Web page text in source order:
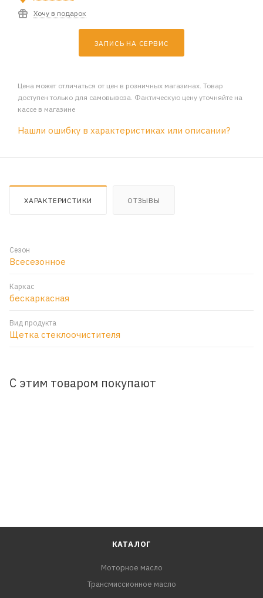
Хочу в подарок
ЗАПИСЬ НА СЕРВИС
Цена может отличаться от цен в розничных магазинах. Товар
доступен только для самовывоза. Фактическую цену уточняйте на
кассе в магазине
Нашли ошибку в характеристиках или описании?
ХАРАКТЕРИСТИКИ ОТЗЫВЫ
Сезон
Всесезонное
Каркас
бескаркасная
Вид продукта
Щетка стеклоочистителя
С этим товаром покупают
КАТАЛОГ
Моторное масло
Трансмиссионное масло